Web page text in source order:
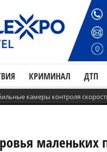
КРИМИНАЛ ДТП
камеры контроля
маленьких